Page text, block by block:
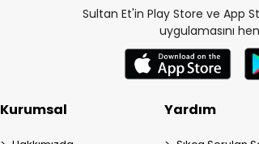
Sultan Et'in Play Store ve App
uygulamasını
Kurumsal Yardım